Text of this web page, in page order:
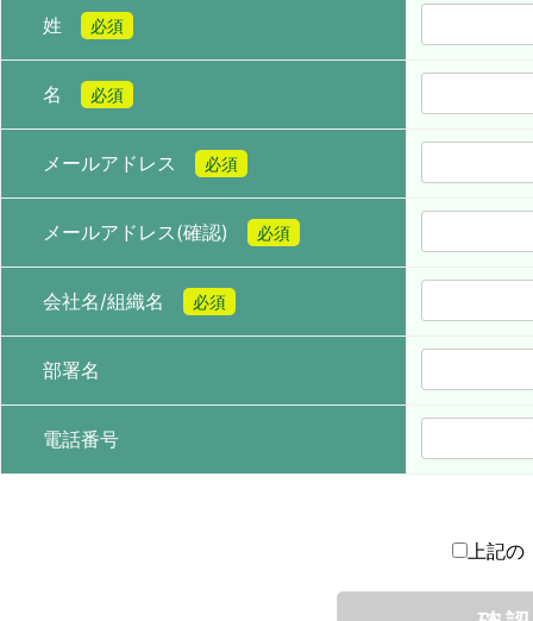
姓 必須
名 必須
メールアドレス 必須
メールアドレス(確認) 必須
会社名/組織名 必須
部署名
電話番号
上記の